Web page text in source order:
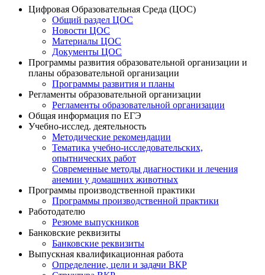
Цифровая Образовательная Среда (ЦОС)
Общий раздел ЦОС
Новости ЦОС
Материалы ЦОС
Документы ЦОС
Программы развития образовательной организации и
планы образовательной организации
Программы развития и планы
Регламенты образовательной организации
Регламенты образовательной организации
Общая информация по ЕГЭ
Учебно-исслед. деятельность
Методические рекомендации
Тематика учебно-исследовательских,
опытнических работ
Современные методы диагностики и лечения
анемии у домашних животных
Программы производственной практики
Программы производственной практики
Работодателю
Резюме выпускников
Банковские реквизиты
Банковские реквизиты
Выпускная квалификационная работа
Определение, цели и задачи ВКР